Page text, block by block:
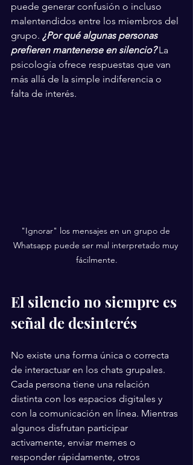
puede generar confusión o incluso
malentendidos entre los miembros del
grupo. ¿Por qué algunas personas
prefieren mantenerse en silencio? La
psicología ofrece respuestas que van
más allá de la simple indiferencia o
falta de interés.
"Ignorar" los mensajes en un grupo de
Whatsapp puede ser mal interpretado muy
fácilmente.
El silencio no siempre es
señal de desinterés
No existe una forma única o correcta
de interactuar en los chats grupales.
Cada persona tiene una relación
distinta con los espacios digitales y
con la comunicación en línea. Mientras
algunos disfrutan participar
activamente, enviar memes o
responder rápidamente, otros